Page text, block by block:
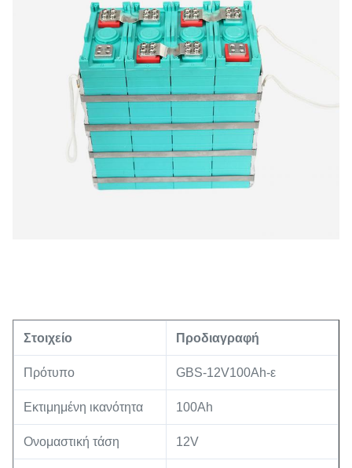
Στοιχείο Προδιαγραφή
Πρότυπο GBS-12V100Ah-ε
Εκτιμημένη ικανότητα 100Ah
Ονομαστική τάση 12V